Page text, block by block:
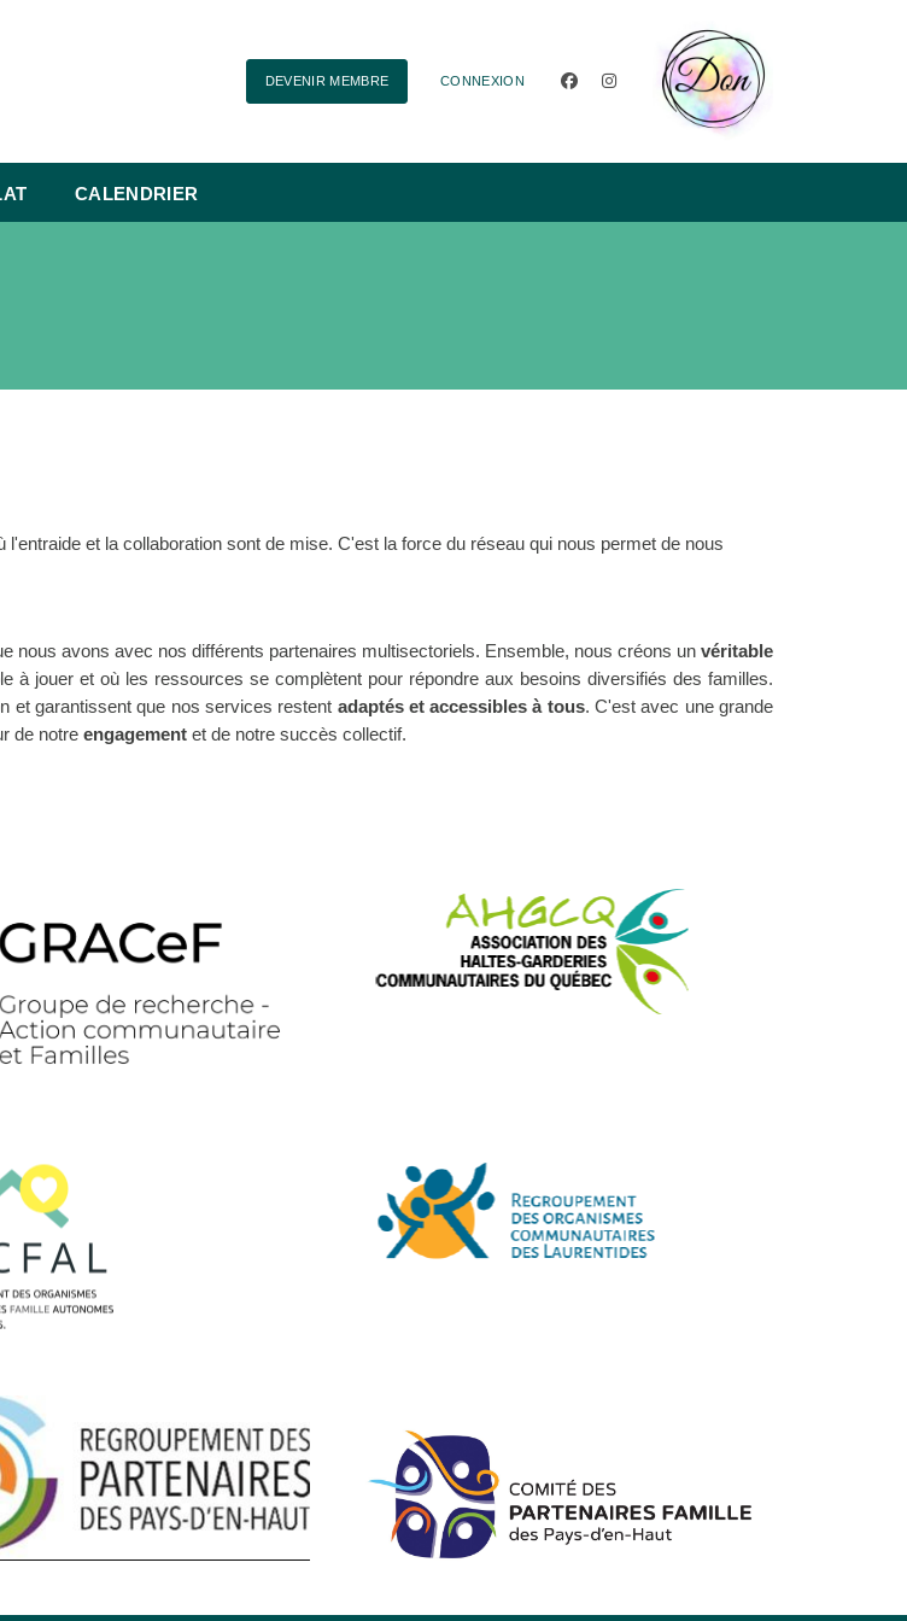
DEVENIR MEMBRE CONNEXION facebookinstagram
CALENDRIER
et la collaboration sont de mise. C'est la force du réseau qui nous permet de nous
nous avons avec nos différents partenaires multisectoriels. Ensemble, nous créons un véritable
à jouer et où les ressources se complètent pour répondre aux besoins diversifiés des familles.
et garantissent que nos services restent adaptés et accessibles à tous. C'est avec une grande
de notre engagement et de notre succès collectif.